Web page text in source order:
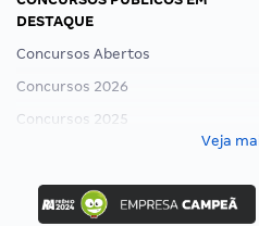
DESTAQUE
Concursos Abertos
Concursos 2026
Concursos 2025
Concurso Ibama
Concurso MPU
Veja